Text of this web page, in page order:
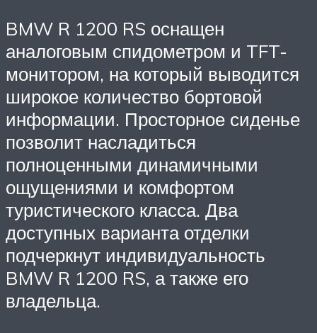
BMW R 1200 RS оснащен
аналоговым спидометром и TFT-
монитором, на который выводится
широкое количество бортовой
информации. Просторное сиденье
позволит насладиться
полноценными динамичными
ощущениями и комфортом
туристического класса. Два
доступных варианта отделки
подчеркнут индивидуальность
BMW R 1200 RS, а также его
владельца.